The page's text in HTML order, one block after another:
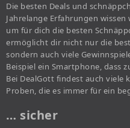
Die besten Deals und
Jahrelange Erfahrungen
um für dich die besten
ermöglicht dir nicht nur die
sondern auch viele
Beispiel ein Smartphone, dass
Bei DealGott findest auch viele
Proben, die es immer für ein
… sicher